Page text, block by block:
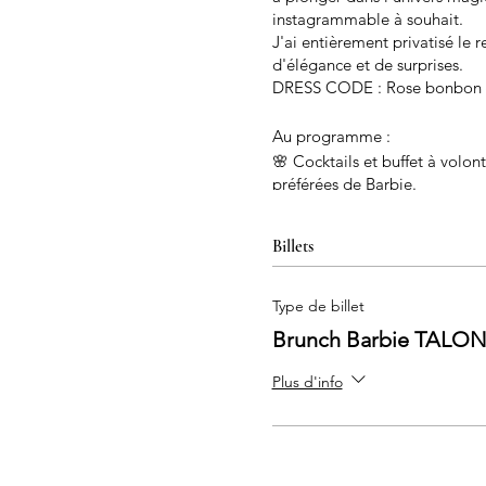
instagrammable à souhait.
J'ai entièrement privatisé le
d'élégance et de surprises.
DRESS CODE : Rose
Au programme :
🌸 Cocktails et buffet à
préférées de Barbie.
💄 Karaoké Kitsch : Laisse-toi
cadeaux Barbie exclusifs.
Réserve ta place dès
Barbie et créer des souvenirs
Billets
Type de billet
Brunch Barbie
Plus d'info